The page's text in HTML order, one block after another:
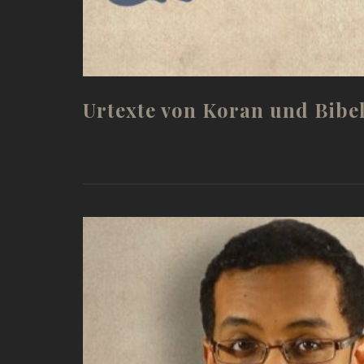
Urtexte von Koran und